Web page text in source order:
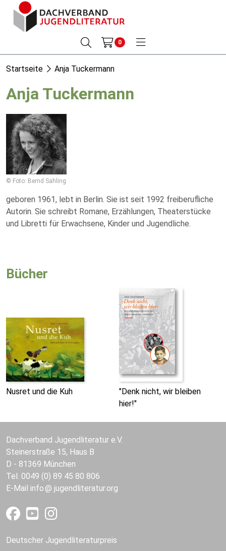
0
Startseite Anja Tuckermann
Anja Tuckermann
© Foto: Bernd Sahling
geboren 1961, lebt in Berlin. Sie ist seit 1992 freiberufliche
Autorin. Sie schreibt Romane, Erzählungen, Theaterstücke
und Libretti für Erwachsene, Kinder und Jugendliche.
Bücher
Nusret und die Kuh
"Denk nicht, wir bleiben
hier!"
Dachverband Jugendliteratur e.V.
Steinerstraße 15, Haus B
D - 81369 München
Tel. 0049 (0) 89 45 80 806
E-Mail info jugendliteratur.org
Deutscher Jugendliteraturpreis